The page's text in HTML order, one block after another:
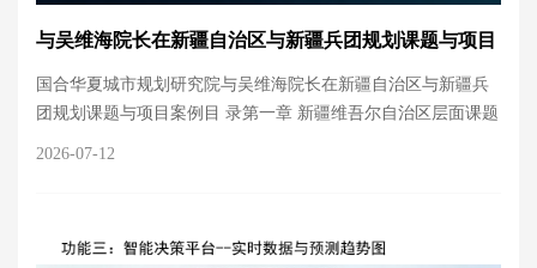
与吴维海院长在新疆自治区与新疆兵团规划课题与项目
案例
国合华夏城市规划研究院与吴维海院长在新疆自治区与新疆兵
团规划课题与项目案例目 录第一章 新疆维吾尔自治区层面课题
2026-07-12